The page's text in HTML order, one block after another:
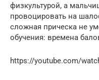
физкультурой, а
провоцировать на
сложная прическа не
обучения: времена
https://youtube.com/